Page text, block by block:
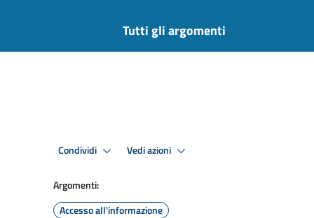
Tutti gli argomenti
Condividi Vedi azioni
Argomenti:
Accesso all'informazione